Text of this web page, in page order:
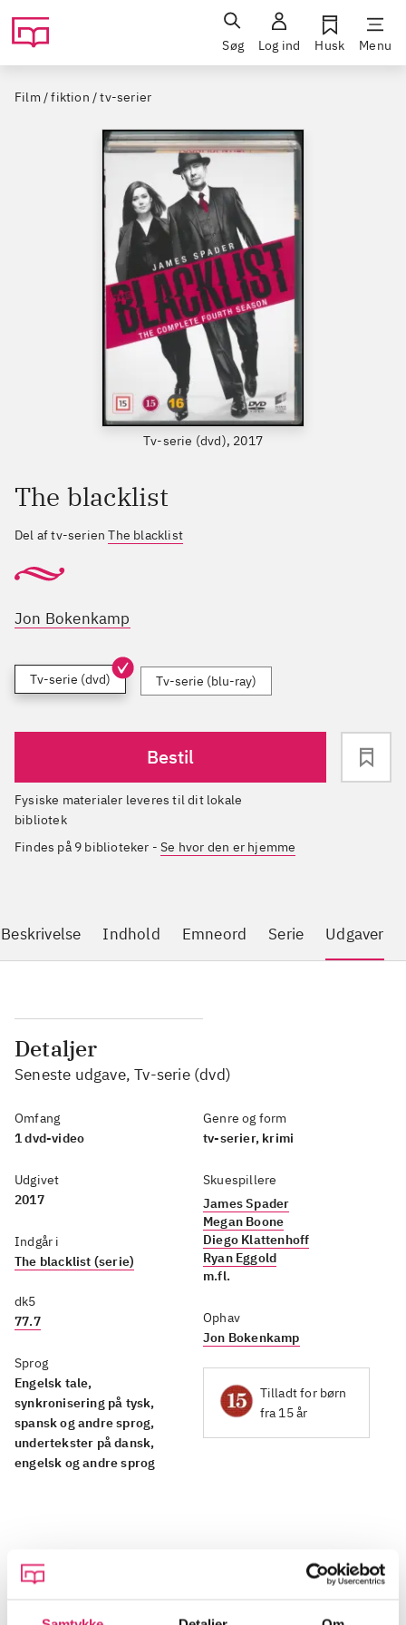
Søg Log ind Husk Menu
Film / fiktion / tv-serier
Tv-serie (dvd), 2017
The blacklist
Del af tv-serienThe blacklist
Jon Bokenkamp
Tv-serie (dvd) Tv-serie (blu-ray)
Bestil
Fysiske materialer leveres til dit lokale
bibliotek
Findes på 9 biblioteker -Se hvor den er hjemme
Beskrivelse Indhold Emneord Serie Udgaver
Detaljer
Seneste udgave, Tv-serie (dvd)
Omfang
1 dvd-video
Udgivet
2017
Indgår i
The blacklist (serie)
dk5
77.7
Sprog
Engelsk tale,
synkronisering på tysk,
spansk og andre sprog,
undertekster på dansk,
engelsk og andre sprog
Genre og form
tv-serier, krimi
Skuespillere
James Spader
Megan Boone
Diego Klattenhoff
Ryan Eggold
m.fl.
Ophav
Jon Bokenkamp
Tilladt for børn
fra 15 år
Beskrivelse